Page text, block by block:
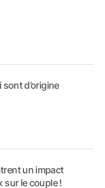
d’origine
un impact
sur le couple !